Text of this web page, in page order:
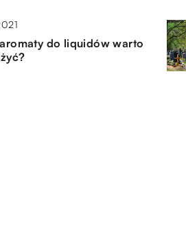
do liquidów warto